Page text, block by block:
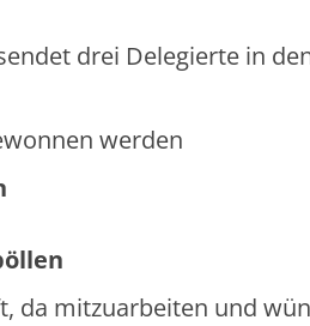
drei Delegierte in
werden
da mitzuarbeiten und